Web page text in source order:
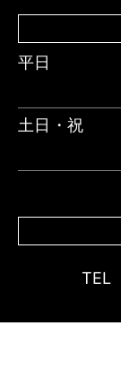
平日
土日・祝
TEL